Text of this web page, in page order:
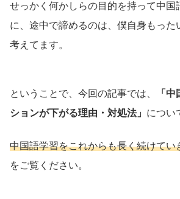
せっかく何かしらの目的を持って中国
に、途中で諦めるのは、僕自身もった
考えてます。
ということで、今回の記事では、
「
ションが下がる理由・対処法」 につい
中国語学習をこれからも長く続けてい
をご覧ください。